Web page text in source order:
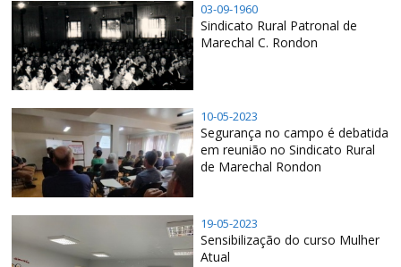
03-09-1960
Sindicato Rural Patronal de
Marechal C. Rondon
10-05-2023
Segurança no campo é debatida
em reunião no Sindicato Rural
de Marechal Rondon
19-05-2023
Sensibilização do curso Mulher
Atual